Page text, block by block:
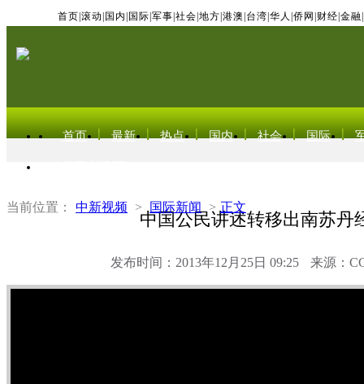
首页 滚动 国内 国际 军事 社会 地方 港澳 台湾 华人 侨网 财经 金融
首页 最新 热点 国内 社会 国际
当前位置： 中新视频 > 国际新闻 > 正文
中国公民讲述转移出南苏丹
发布时间：2013年12月25日 09:25 来源：